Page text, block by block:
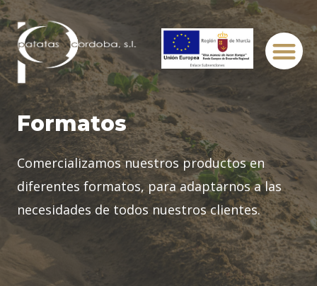
Formatos
Comercializamos nuestros productos en
diferentes formatos, para adaptarnos a las
necesidades de todos nuestros clientes.